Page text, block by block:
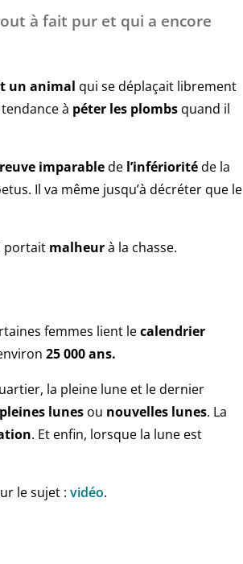
à fait pur et qui a encore
un animal qui se déplaçait librement
à péter les plombs quand il
imparablede l’inférioritéde la
Il va même jusqu’à décréter que le
portait malheurà la chasse.
femmes lient lecalendrier
25 000 ans.
la pleine lune et le dernier
pleines lunes ou nouvelles lunes. La
. Et enfin, lorsque la lune est
le sujet : vidéo.